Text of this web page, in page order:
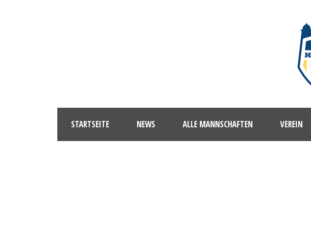
STARTSEITE NEWS ALLE MANNSCHAFTEN VEREIN